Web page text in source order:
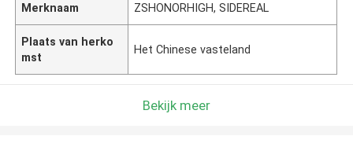
Merknaam ZSHONORHIGH, SIDEREAL
Plaats van herko
mst
Het Chinese vasteland
Bekijk meer